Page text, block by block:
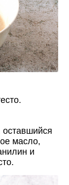
оставшийся
масло,
и